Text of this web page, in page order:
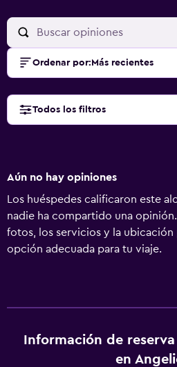
Ordenar por: Más recientes
Todos los filtros
Aún no hay opiniones
Los huéspedes calificaron este
nadie ha compartido una opinión.
fotos, los servicios y la ubicación
opción adecuada para tu viaje.
Información de
en